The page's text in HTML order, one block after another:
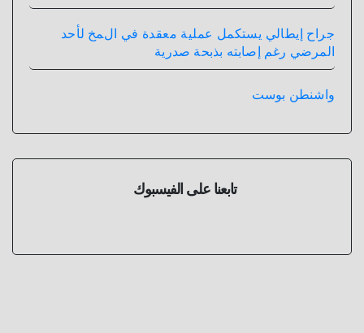
جراح إيطالي يستكمل عملية معقدة في المخ لأحد
المرضي رغم إصابته بذبحة صدرية
واشنطن بوست
تابعنا على الفيسبوك